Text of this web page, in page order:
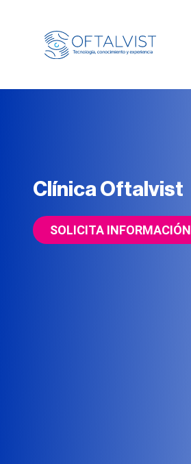
Clínica Oftalvist
SOLICITA INFORMACIÓN